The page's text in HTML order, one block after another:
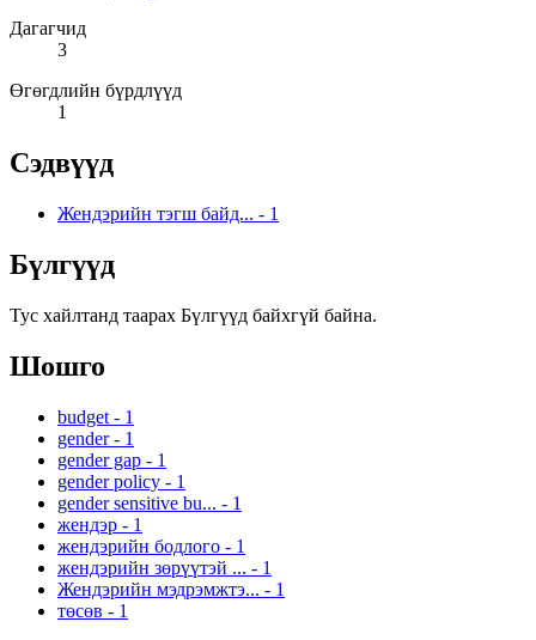
Дагагчид
3
Өгөгдлийн бүрдлүүд
1
Сэдвүүд
Жендэрийн тэгш байд... - 1
Бүлгүүд
Тус хайлтанд таарах Бүлгүүд байхгүй байна.
Шошго
budget - 1
gender - 1
gender gap - 1
gender policy - 1
gender sensitive bu... - 1
жендэр - 1
жендэрийн бодлого - 1
жендэрийн зөрүүтэй ... - 1
Жендэрийн мэдрэмжтэ... - 1
төсөв - 1